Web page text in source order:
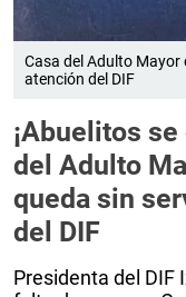
Casa del Adulto Mayor
atención del DIF
¡Abuelitos
del Adulto
queda sin
del DIF
Presidenta del